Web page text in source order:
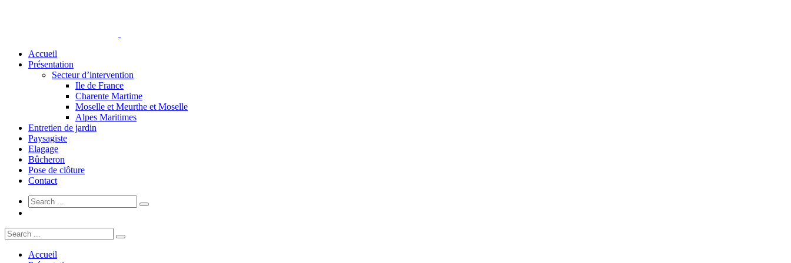
Accueil
Présentation
Secteur d’intervention
Ile de France
Charente Martime
Moselle et Meurthe et Moselle
Alpes Maritimes
Entretien de jardin
Paysagiste
Elagage
Bûcheron
Pose de clôture
Contact
Accueil